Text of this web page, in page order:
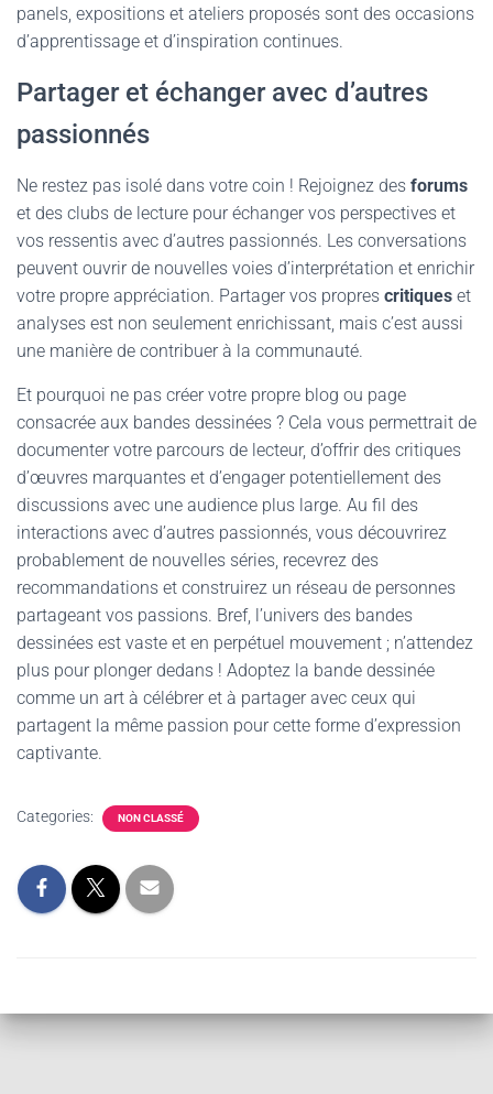
panels, expositions et ateliers proposés sont des occasions
d’apprentissage et d’inspiration continues.
Partager et échanger avec d’autres
passionnés
Ne restez pas isolé dans votre coin ! Rejoignez des forums
et des clubs de lecture pour échanger vos perspectives et
vos ressentis avec d’autres passionnés. Les conversations
peuvent ouvrir de nouvelles voies d’interprétation et enrichir
votre propre appréciation. Partager vos propres critiques et
analyses est non seulement enrichissant, mais c’est aussi
une manière de contribuer à la communauté.
Et pourquoi ne pas créer votre propre blog ou page
consacrée aux bandes dessinées ? Cela vous permettrait de
documenter votre parcours de lecteur, d’offrir des critiques
d’œuvres marquantes et d’engager potentiellement des
discussions avec une audience plus large. Au fil des
interactions avec d’autres passionnés, vous découvrirez
probablement de nouvelles séries, recevrez des
recommandations et construirez un réseau de personnes
partageant vos passions. Bref, l’univers des bandes
dessinées est vaste et en perpétuel mouvement ; n’attendez
plus pour plonger dedans ! Adoptez la bande dessinée
comme un art à célébrer et à partager avec ceux qui
partagent la même passion pour cette forme d’expression
captivante.
Categories: NON CLASSÉ